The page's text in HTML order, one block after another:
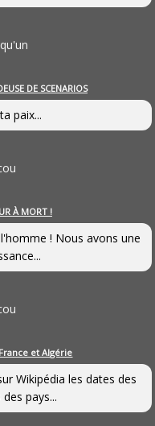
DE SCENARIOS
paix...
À MORT !
! Nous avons une
et Algérie
Wikipédia les dates des
pays...